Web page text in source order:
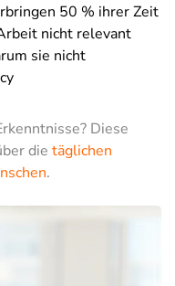
50 % ihrer Zeit
nicht relevant
sie nicht
Diese
die täglichen
.